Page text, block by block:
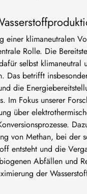
einer klimaneutralen
Rolle. Die
selbst klimaneutral
Das betrifft
die
Im Fokus unserer
über
von Methan, bei der
entsteht und die
Abfällen und
der